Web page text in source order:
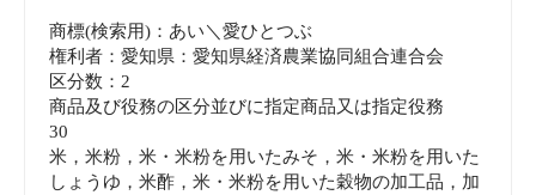
商標(検索用)：あい＼愛ひとつぶ
権利者：愛知県：愛知県経済農業協同組合連合会
区分数：2
商品及び役務の区分並びに指定商品又は指定役務
30
米，米粉，米・米粉を用いたみそ，米・米粉を用いた
しょうゆ，米酢，米・米粉を用いた穀物の加工品，加